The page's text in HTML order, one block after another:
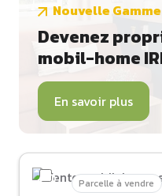
Nouvelle
Devenez
mobil-home
En savoir plus
Parcelle à vendre